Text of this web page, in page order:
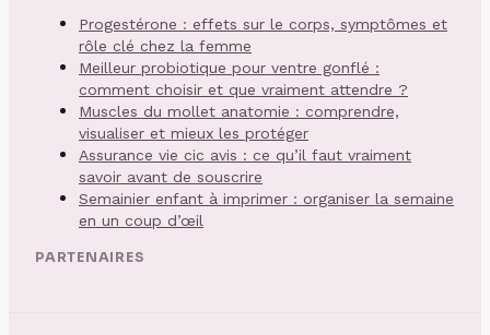
Progestérone : effets sur le corps, symptômes et
rôle clé chez la femme
Meilleur probiotique pour ventre gonflé :
comment choisir et que vraiment attendre ?
Muscles du mollet anatomie : comprendre,
visualiser et mieux les protéger
Assurance vie cic avis : ce qu’il faut vraiment
savoir avant de souscrire
Semainier enfant à imprimer : organiser la semaine
en un coup d’œil
PARTENAIRES